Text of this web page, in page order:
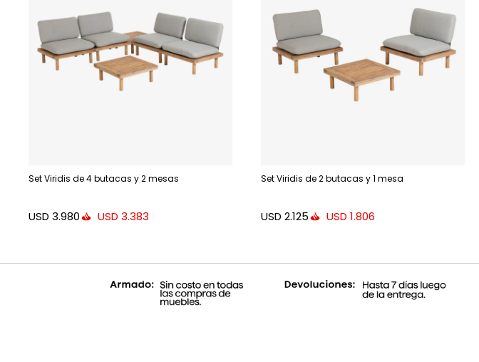
Set Viridis de 4 butacas y 2 mesas
USD 3.980 USD 3.383
Set Viridis de 2 butacas y 1 mesa
USD 2.125 USD 1.806